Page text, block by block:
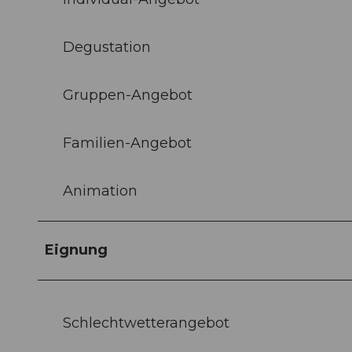
Degustation
Gruppen-Angebot
Familien-Angebot
Animation
Eignung
Schlechtwetterangebot